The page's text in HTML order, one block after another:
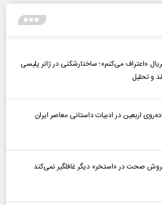
«اعتراف می‌کنم»؛ ساختارشکنی در ژانر پلیسی
و تحلیل
اربعین در ادبیات داستانی معاصر ایران
صحت در «استخر» دیگر غافلگیر نمی‌کند